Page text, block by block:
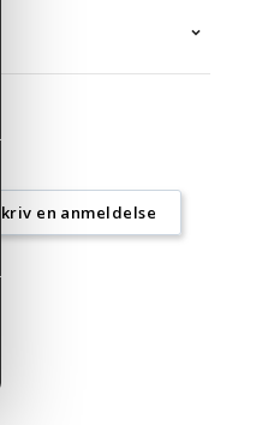
Skriv en anmeldelse